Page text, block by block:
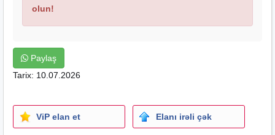
olun!
Paylaş
Tarix: 10.07.2026
ViP elan et Elanı irəli çək